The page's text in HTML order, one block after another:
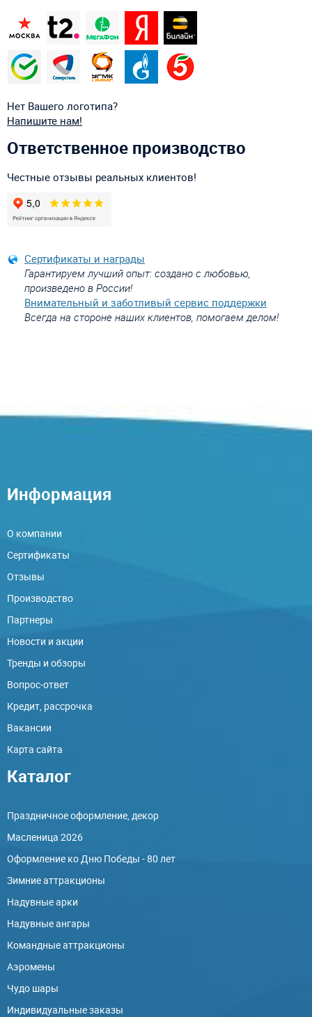
Нет Вашего логотипа?
Напишите нам!
Ответственное производство
Честные отзывы реальных клиентов!
Сертификаты и награды
Гарантируем лучший опыт: создано с любовью,
произведено в России!
Внимательный и заботливый сервис поддержки
Всегда на стороне наших клиентов, помогаем делом!
Информация
О компании
Сертификаты
Отзывы
Производство
Партнеры
Новости и акции
Тренды и обзоры
Вопрос-ответ
Кредит, рассрочка
Вакансии
Карта сайта
Каталог
Праздничное оформление, декор
Масленица 2026
Оформление ко Дню Победы - 80 лет
Зимние аттракционы
Надувные арки
Надувные ангары
Командные аттракционы
Аэромены
Чудо шары
Индивидуальные заказы